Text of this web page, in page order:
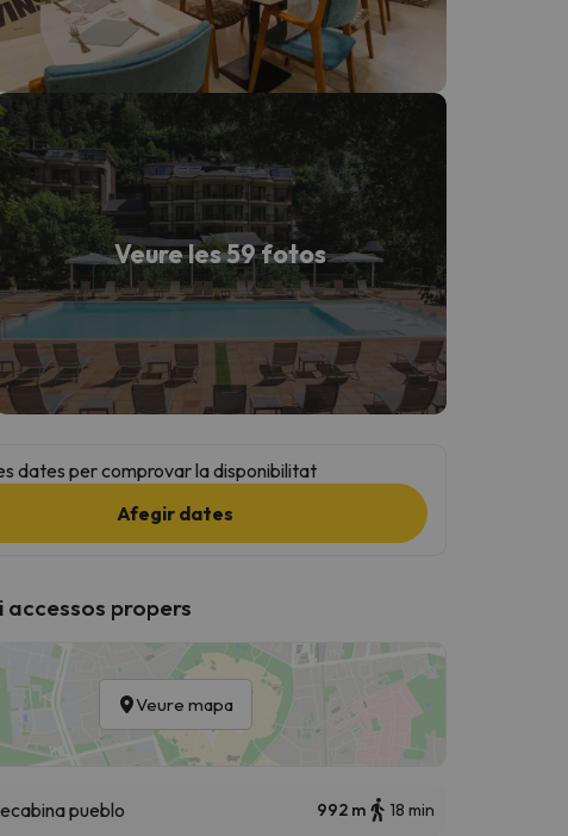
Veure les 59 fotos
dates per comprovar la disponibilitat
Afegir dates
accessos propers
Veure mapa
pueblo 992 m 18 min